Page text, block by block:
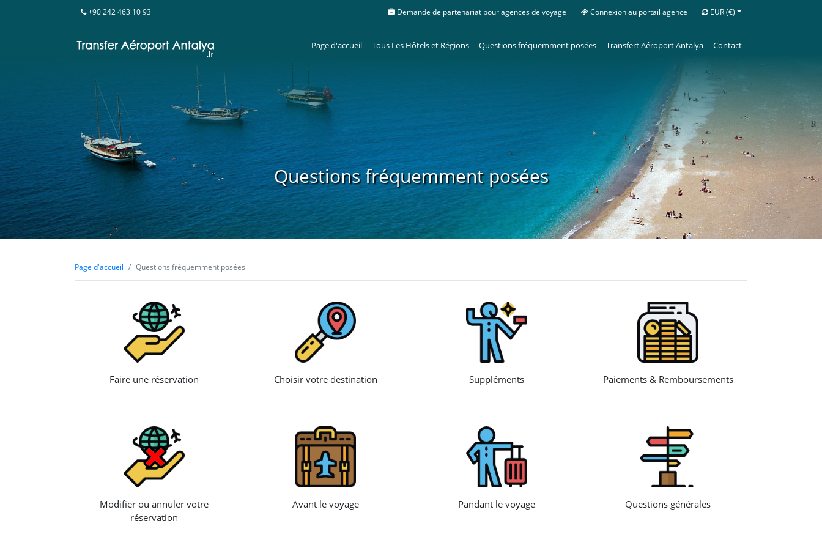
+90 242 463 10 93 Demande de partenariat pour agences de voyage Connexion au portail agence EUR(€)
Page d'accueil Tous Les Hôtels et Régions Questions fréquemment posées Transfert Aéroport Antalya Contact
Questions fréquemment posées
Page d'accueil Questions fréquemment posées
Faire une réservation Choisir votre destination Suppléments Paiements & Remboursements
Modifier ou annuler votre
réservation
Avant le voyage Pandant le voyage Questions générales